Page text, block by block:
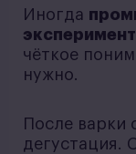
Иногда
чёткое
нужно.
После варки
дегустация.